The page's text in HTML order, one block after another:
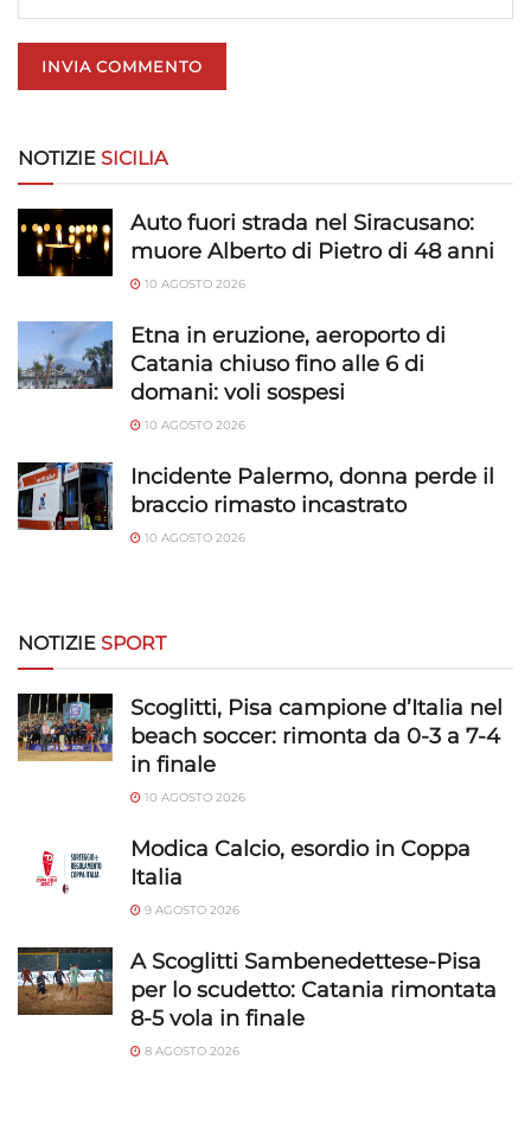
Utilizzare dati di geolocalizzazione precisi,
Riconoscere i dispositivi in base a informazioni
richieste attivamente.
rilevare frodi, correggere errori, Erogare
e presentare pubblicità e contenuto,
Salvare e comunicare le scelte sulla
privacy.
NOTIZIE SICILIA
Auto fuori strada nel Siracusano:
muore Alberto di Pietro di 48 anni
10 AGOSTO 2026
Etna in eruzione, aeroporto di
Catania chiuso fino alle 6 di
domani: voli sospesi
10 AGOSTO 2026
Incidente Palermo, donna perde il
braccio rimasto incastrato
10 AGOSTO 2026
NOTIZIE SPORT
Scoglitti, Pisa campione d’Italia nel
beach soccer: rimonta da 0-3 a 7-4
in finale
10 AGOSTO 2026
Modica Calcio, esordio in Coppa
Italia
9 AGOSTO 2026
A Scoglitti Sambenedettese-Pisa
per lo scudetto: Catania rimontata
8-5 vola in finale
8 AGOSTO 2026